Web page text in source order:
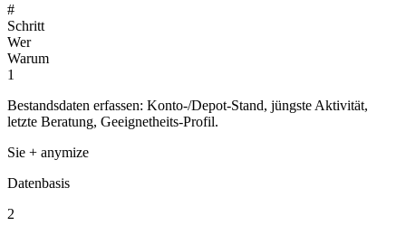
#
Schritt
Wer
Warum
1
Bestandsdaten erfassen: Konto-/Depot-Stand, jüngste Aktivität,
letzte Beratung, Geeignetheits-Profil.
Sie + anymize
Datenbasis
2